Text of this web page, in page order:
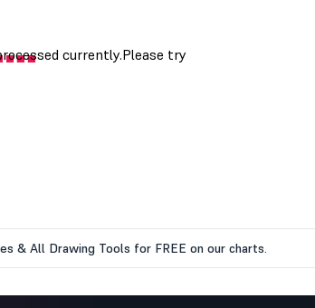
& All Drawing Tools for FREE on our charts.